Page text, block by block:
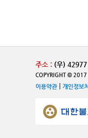
주소 : (우) 42977
COPYRIGHT © 2017
이용약관| 개인정보